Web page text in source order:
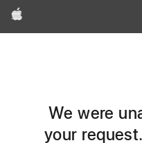
Apple
We were
your